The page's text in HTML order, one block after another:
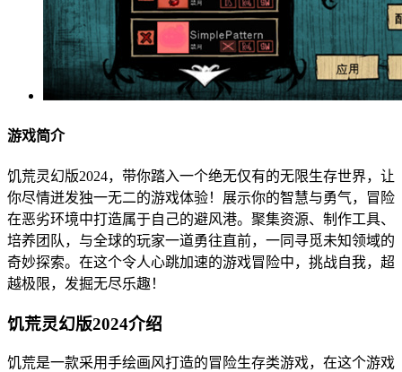
游戏简介
饥荒灵幻版2024，带你踏入一个绝无仅有的无限生存世界，让
你尽情迸发独一无二的游戏体验！展示你的智慧与勇气，冒险
在恶劣环境中打造属于自己的避风港。聚集资源、制作工具、
培养团队，与全球的玩家一道勇往直前，一同寻觅未知领域的
奇妙探索。在这个令人心跳加速的游戏冒险中，挑战自我，超
越极限，发掘无尽乐趣！
饥荒灵幻版2024介绍
饥荒是一款采用手绘画风打造的冒险生存类游戏，在这个游戏